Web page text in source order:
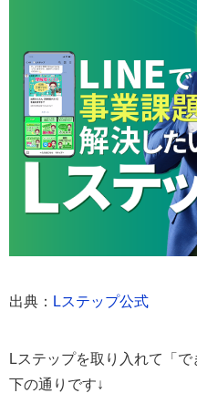
出典： Lステップ公式
Lステップを取り入れて「
下の通りです↓